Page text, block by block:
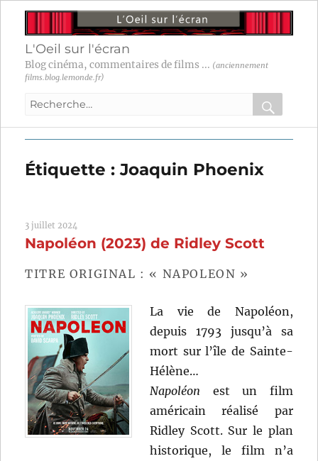
L'Oeil sur l'écran
Blog cinéma, commentaires de films ... (anciennement
films.blog.lemonde.fr)
Recherche
:
OK
Étiquette :Joaquin Phoenix
3 juillet 2024
Napoléon (2023) de Ridley Scott
TITRE ORIGINAL : « NAPOLEON »
La vie de Napoléon,
depuis 1793 jusqu’à sa
mort sur l’île de Sainte-
Hélène…
Napoléon est un film
américain réalisé par
Ridley Scott. Sur le plan
historique, le film n’a